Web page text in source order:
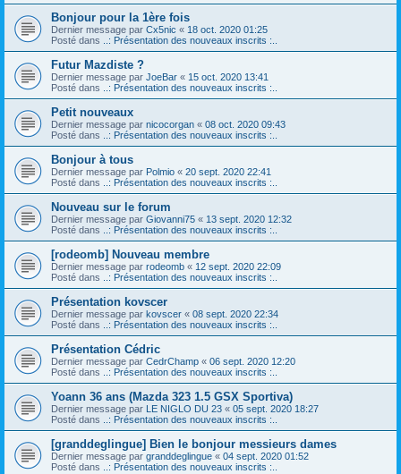
Bonjour pour la 1ère fois
Dernier message par Cx5nic « 18 oct. 2020 01:25
Posté dans
..: Présentation des nouveaux inscrits :..
Futur Mazdiste ?
Dernier message par JoeBar « 15 oct. 2020 13:41
Posté dans
..: Présentation des nouveaux inscrits :..
Petit nouveaux
Dernier message par nicocorgan « 08 oct. 2020 09:43
Posté dans
..: Présentation des nouveaux inscrits :..
Bonjour à tous
Dernier message par Polmio « 20 sept. 2020 22:41
Posté dans
..: Présentation des nouveaux inscrits :..
Nouveau sur le forum
Dernier message par Giovanni75 « 13 sept. 2020 12:32
Posté dans
..: Présentation des nouveaux inscrits :..
[rodeomb] Nouveau membre
Dernier message par rodeomb « 12 sept. 2020 22:09
Posté dans
..: Présentation des nouveaux inscrits :..
Présentation kovscer
Dernier message par kovscer « 08 sept. 2020 22:34
Posté dans
..: Présentation des nouveaux inscrits :..
Présentation Cédric
Dernier message par CedrChamp « 06 sept. 2020 12:20
Posté dans
..: Présentation des nouveaux inscrits :..
Yoann 36 ans (Mazda 323 1.5 GSX Sportiva)
Dernier message par LE NIGLO DU 23 « 05 sept. 2020 18:27
Posté dans
..: Présentation des nouveaux inscrits :..
[granddeglingue] Bien le bonjour messieurs dames
Dernier message par granddeglingue « 04 sept. 2020 01:52
Posté dans
..: Présentation des nouveaux inscrits :..